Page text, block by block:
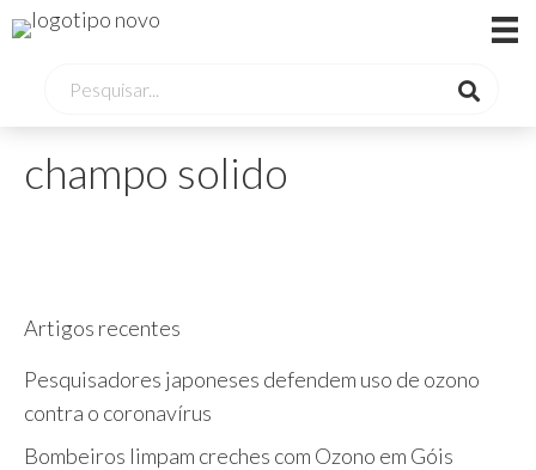
champo solido
Artigos recentes
Pesquisadores japoneses defendem uso de ozono
contra o coronavírus
Bombeiros limpam creches com Ozono em Góis